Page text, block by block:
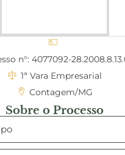
n°: 4077092-
1ª Vara Empresarial
Contagem/MG
Sobre o Processo